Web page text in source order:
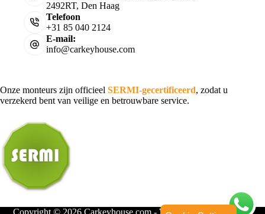
2492RT, Den Haag
Telefoon
+31 85 040 2124
E-mail:
info@carkeyhouse.com
Onze monteurs zijn officieel SERMI-gecertificeerd, zodat u
verzekerd bent van veilige en betrouwbare service.
Copyright © 2026 Carkeyhouse.com - Webdesign door